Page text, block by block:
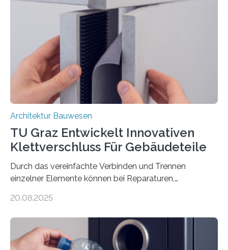
Textilbeton ist ein moderner Verbundwerkstoff, der aus
einer feinkörnigen Betonmatrix und einer textilen
Bewehrung besteht – meist aus Carbon-, Glas- oder
Basaltfasern. Anders als herkömmlicher Stahlbeton, bei
dem Stahlstäbe zur…
Architektur Bauwesen
TU Graz Entwickelt Innovativen
Klettverschluss Für Gebäudeteile
Durch das vereinfachte Verbinden und Trennen
einzelner Elemente können bei Reparaturen,
Material und Bauschutt eingespart werden. Ein
Projekt ReCon gemeinsam mit Unternehmenspartnern
ein Klett-Verbindungssystem für Gebäude entwickelt:
20.08.2025